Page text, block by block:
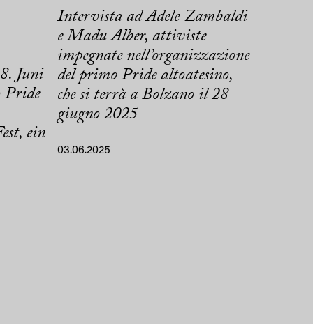
Juni
Pride
ein
Intervista ad Adele Zambaldi
e Madu Alber, attiviste
impegnate nell’organizzazione
del primo Pride altoatesino,
che si terrà a Bolzano il 28
giugno 2025
03.06.2025